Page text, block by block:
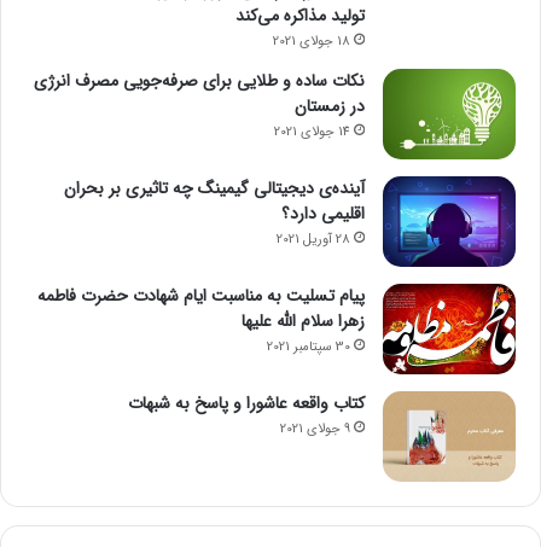
آبخیزداری» |ارزش 50میلیارددلاری قنات‌های ایران/ مهاجرت معکوس
آبخوانداری؛ مطالبه ای مردمی از نامزدهای ریاست جمهوری«معجزه
آبخیزداری» |آبخیزداری؛ علم مملکت داری/ ظرفیت های پنهان و
مغفول آبخیزداری برای رشد و آبادانی کشورانتهای پیام/
تولید مذاکره می‌کند
18 جولای 2021
نکات ساده و طلایی برای صرفه‌جویی مصرف انرژی
در زمستان
14 جولای 2021
آینده‌ی دیجیتالی گیمینگ چه تاثیری بر بحران
اقلیمی دارد؟
28 آوریل 2021
پیام تسلیت به مناسبت ایام شهادت حضرت فاطمه
زهرا سلام الله علیها
30 سپتامبر 2021
کتاب واقعه عاشورا و پاسخ به شبهات
9 جولای 2021